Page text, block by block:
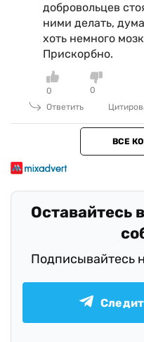
добровольцев
ними делать,
хоть немного
Прискорбно.
0
0
Ответить
ВСЕ
Оставайтесь
Подписывайтесь